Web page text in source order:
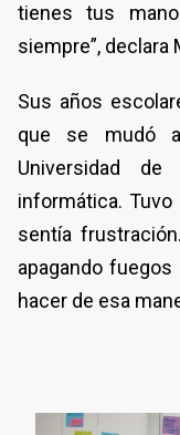
tienes tus
siempre”, declara
Sus años
que se mudó
Universidad de
informática.
sentía
apagando
hacer de esa